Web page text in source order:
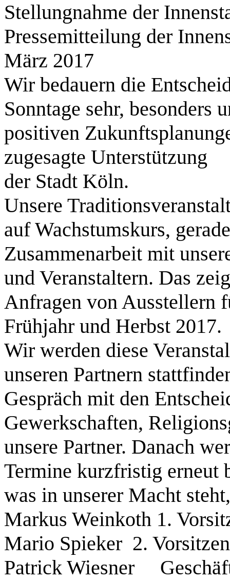
Stellungnahme der
Pressemitteilung der
März 2017
Wir bedauern die
Sonntage sehr, besonders
positiven
zugesagte Unterstützung
der Stadt Köln.
Unsere
auf Wachstumskurs,
Zusammenarbeit mit
und Veranstaltern. Das
Anfragen von Ausstellern
Frühjahr und Herbst 2017.
Wir werden diese
unseren Partnern
Gespräch mit den
Gewerkschaften,
unsere Partner. Danach
Termine kurzfristig erneut
was in unserer Macht
Markus Weinkoth 1.
Mario Spieker 2.
Patrick Wiesner